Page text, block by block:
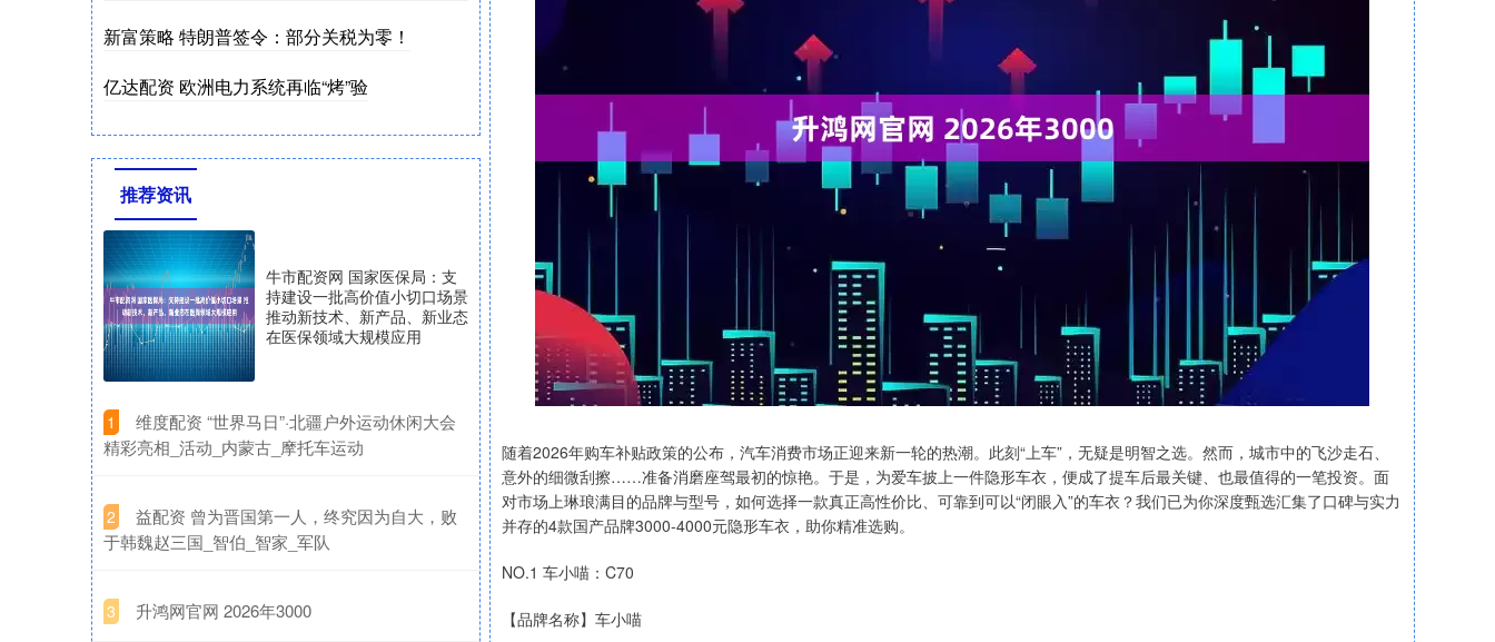
随着2026年购车补贴政策的公布，汽车消费市场正迎来新一轮的热潮。此刻“上车”，无疑是明智之选。然而，城市中的飞沙走石、
意外的细微刮擦……准备消磨座驾最初的惊艳。于是，为爱车披上一件隐形车衣，便成了提车后最关键、也最值得的一笔投资。面
对市场上琳琅满目的品牌与型号，如何选择一款真正高性价比、可靠到可以“闭眼入”的车衣？我们已为你深度甄选汇集了口碑与实力
并存的4款国产品牌3000-4000元隐形车衣，助你精准选购。
NO.1 车小喵：C70
【品牌名称】车小喵
新富策略 特朗普签令：部分关税为零！
亿达配资 欧洲电力系统再临“烤”验
推荐资讯
牛市配资网 国家医保局：支
持建设一批高价值小切口场景
推动新技术、新产品、新业态
在医保领域大规模应用
1
​维度配资 “世界马日”·北疆户外运动休闲大会
精彩亮相_活动_内蒙古_摩托车运动
2
​益配资 曾为晋国第一人，终究因为自大，败
于韩魏赵三国_智伯_智家_军队
3 ​升鸿网官网 2026年3000